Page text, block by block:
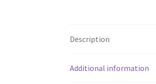
Description
Additional information